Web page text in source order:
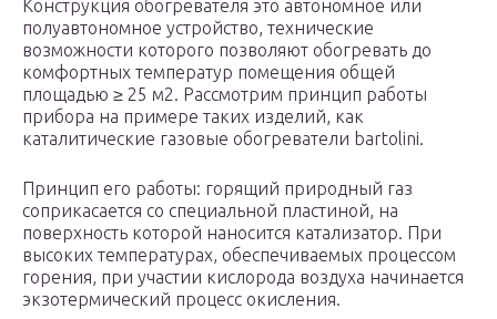
Конструкция обогревателя это автономное или
полуавтономное устройство, технические
возможности которого позволяют обогревать до
комфортных температур помещения общей
площадью ≥ 25 м2. Рассмотрим принцип работы
прибора на примере таких изделий, как
каталитические газовые обогреватели bartolini.
Принцип его работы: горящий природный газ
соприкасается со специальной пластиной, на
поверхность которой наносится катализатор. При
высоких температурах, обеспечиваемых процессом
горения, при участии кислорода воздуха начинается
экзотермический процесс окисления.